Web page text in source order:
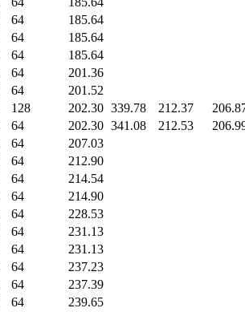
64
185.64
64
185.64
64
185.64
64
201.36
64
201.52
128 202.30 339.78 212.37
64 202.30 341.08 212.53
64
207.03
64
212.90
64
214.54
64
214.90
64
228.53
64
231.13
64
231.13
64
237.23
64
237.39
64
239.65